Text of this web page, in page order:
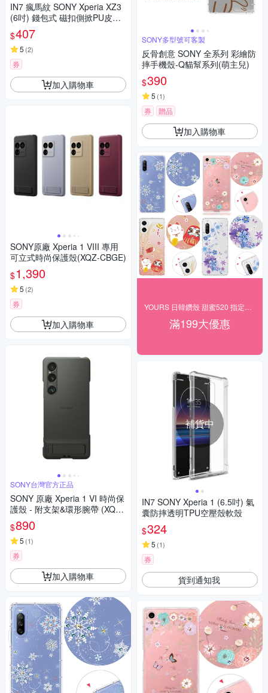
IN7 瘋馬紋 SONY Xperia XZ3
(6吋) 錢包式 磁扣側掀PU皮套
吊飾孔 手機皮套保護殼
$407
5 (2)
券
加入購物車
SONY原廠 Xperia 1 VIII 專用
可立式時尚保護殼(XQZ-CBGE)
$1,390
5 (2)
券
加入購物車
SONY台灣官方正品
SONY 原廠 Xperia 1 VI 時尚保
護殼 - 附支架&環形腕帶 (XQZ-
CBEC)
$890
5 (1)
券
加入購物車
SONY多型號可客製
反骨創意 SONY 全系列 彩繪防
摔手機殼-Q貓幫系列(萌主兒)
$390
5 (1)
券 贈品
加入購物車
滿199大優惠
補貨中
IN7 SONY Xperia 1 (6.5吋) 氣
囊防摔透明TPU空壓殼軟殼
$324
5 (1)
券
貨到通知我